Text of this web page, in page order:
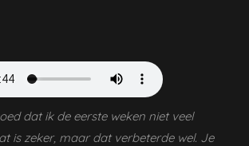
dat ik de eerste weken niet veel
is zeker, maar dat verbeterde wel. Je